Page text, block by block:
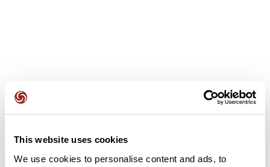
This website uses cookies
We use cookies to personalise content and ads, to
L'hai già effettuato? Sii il primo a inviare una recensione!